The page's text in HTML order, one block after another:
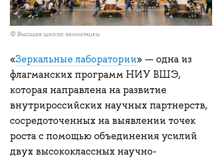
© Высшая школа экономики
«Зеркальные лаборатории» — одна из
флагманских программ НИУ ВШЭ,
которая направлена на развитие
внутрироссийских научных партнерств,
сосредоточенных на выявлении точек
роста с помощью объединения усилий
двух высококлассных научно-